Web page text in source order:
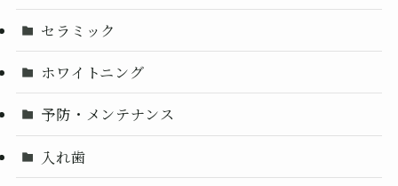
セラミック
ホワイトニング
予防・メンテナンス
入れ歯